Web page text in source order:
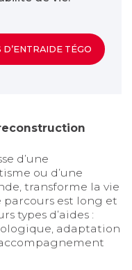
TÉGO
d’une
ou d’une
transforme la vie
parcours est long et
types d’aides :
adaptation